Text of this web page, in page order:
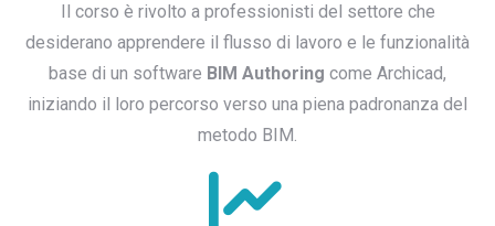
Il corso è rivolto a professionisti del settore che
desiderano apprendere il flusso di lavoro e le funzionalità
base di un software BIM Authoring come Archicad,
iniziando il loro percorso verso una piena padronanza del
metodo BIM.